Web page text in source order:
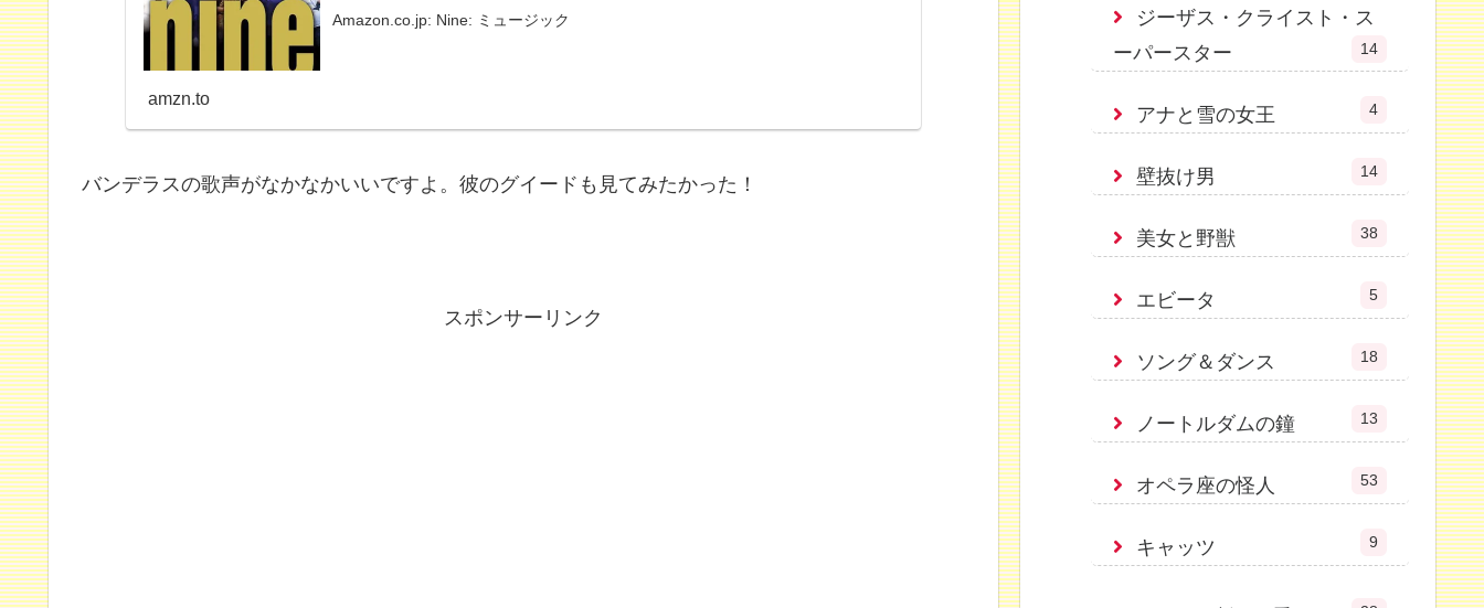
Amazon.co.jp: Nine: ミュージック
amzn.to
バンデラスの歌声がなかなかいいですよ。彼のグイードも見てみたかった！
スポンサーリンク
ジーザス・クライスト・ス
ーパースター
14
アナと雪の女王 4
壁抜け男 14
美女と野獣 38
エビータ 5
ソング＆ダンス 18
ノートルダムの鐘 13
オペラ座の怪人 53
キャッツ 9